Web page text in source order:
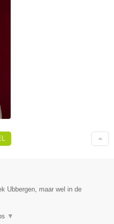
Ubbergen, maar wel in de
▼